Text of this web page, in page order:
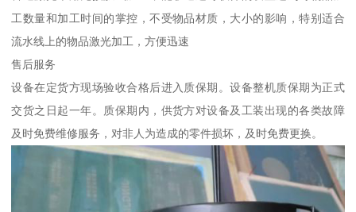
工数量和加工时间的掌控，不受物品材质，大小的影响，特别适合
流水线上的物品激光加工，方便迅速
售后服务
设备在定货方现场验收合格后进入质保期。设备整机质保期为正式
交货之日起一年。质保期内，供货方对设备及工装出现的各类故障
及时免费维修服务，对非人为造成的零件损坏，及时免费更换。